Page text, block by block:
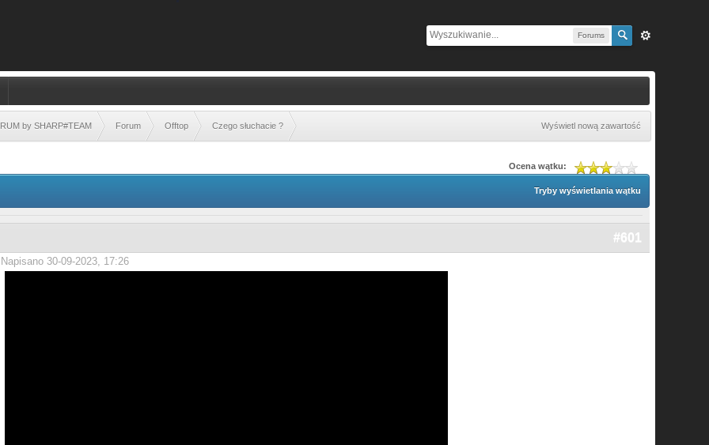
Forums
by SHARP#TEAM Forum Offtop Czego słuchacie ? Wyświetl nową zawartość
Ocena wątku:
Tryby wyświetlania wątku
#601
Napisano 30-09-2023, 17:26